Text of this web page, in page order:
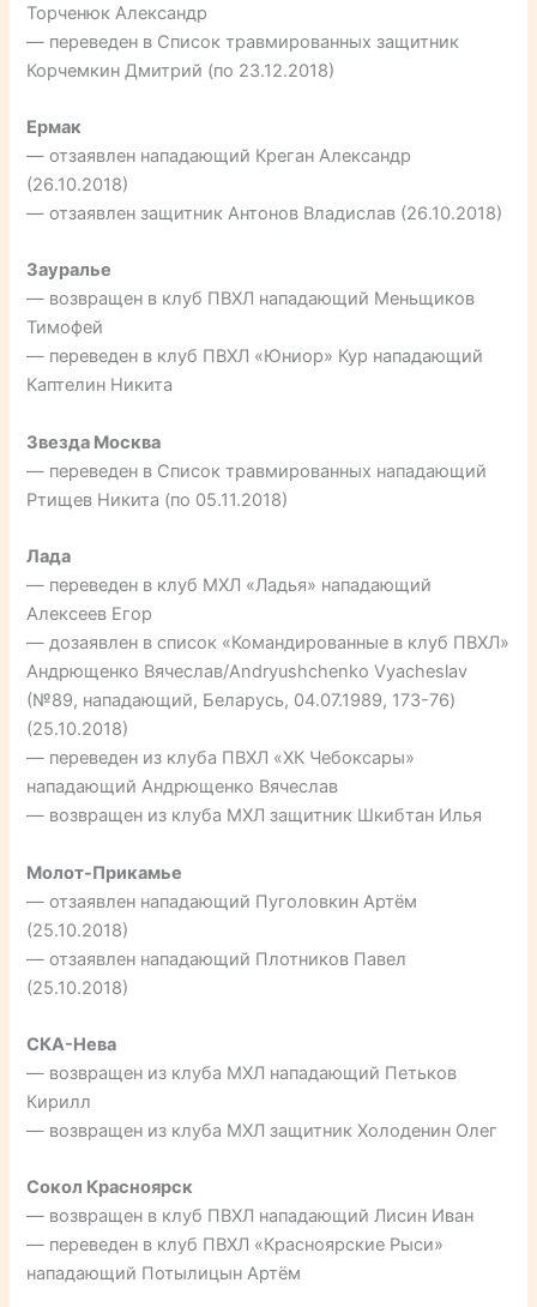
Торченюк Александр
— переведен в Список травмированных защитник
Корчемкин Дмитрий (по 23.12.2018)
Ермак
— отзаявлен нападающий Креган Александр
(26.10.2018)
— отзаявлен защитник Антонов Владислав (26.10.2018)
Зауралье
— возвращен в клуб ПВХЛ нападающий Меньщиков
Тимофей
— переведен в клуб ПВХЛ «Юниор» Кур нападающий
Каптелин Никита
Звезда Москва
— переведен в Список травмированных нападающий
Ртищев Никита (по 05.11.2018)
Лада
— переведен в клуб МХЛ «Ладья» нападающий
Алексеев Егор
— дозаявлен в список «Командированные в клуб ПВХЛ»
Андрющенко Вячеслав/Andryushchenko Vyacheslav
(№89, нападающий, Беларусь, 04.07.1989, 173-76)
(25.10.2018)
— переведен из клуба ПВХЛ «ХК Чебоксары»
нападающий Андрющенко Вячеслав
— возвращен из клуба МХЛ защитник Шкибтан Илья
Молот-Прикамье
— отзаявлен нападающий Пуголовкин Артём
(25.10.2018)
— отзаявлен нападающий Плотников Павел
(25.10.2018)
СКА-Нева
— возвращен из клуба МХЛ нападающий Петьков
Кирилл
— возвращен из клуба МХЛ защитник Холоденин Олег
Сокол Красноярск
— возвращен в клуб ПВХЛ нападающий Лисин Иван
— переведен в клуб ПВХЛ «Красноярские Рыси»
нападающий Потылицын Артём